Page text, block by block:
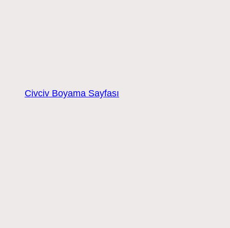
Civciv Boyama Sayfası